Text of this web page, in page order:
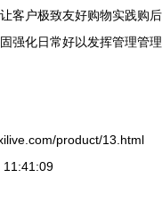
客户极致友好购物实践购后
强化日常好以发挥管理管理
product/13.html
11:41:09